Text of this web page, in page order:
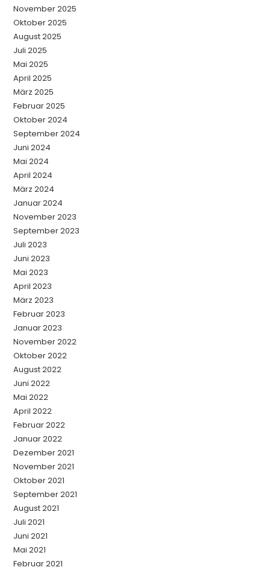
November 2025
Oktober 2025
August 2025
Juli 2025
Mai 2025
April 2025
März 2025
Februar 2025
Oktober 2024
September 2024
Juni 2024
Mai 2024
April 2024
März 2024
Januar 2024
November 2023
September 2023
Juli 2023
Juni 2023
Mai 2023
April 2023
März 2023
Februar 2023
Januar 2023
November 2022
Oktober 2022
August 2022
Juni 2022
Mai 2022
April 2022
Februar 2022
Januar 2022
Dezember 2021
November 2021
Oktober 2021
September 2021
August 2021
Juli 2021
Juni 2021
Mai 2021
Februar 2021